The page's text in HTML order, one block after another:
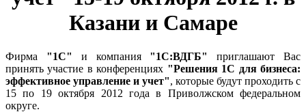
Казани и Самаре
Фирма "1С" и компания"1С:ВДГБ"
приглашают Вас
принять участие в конференциях "Решения 1С для бизнеса:
эффективное управление и учет", которые будут проходить с
15 по 19 октября 2012 года в Приволжском федеральном
округе.